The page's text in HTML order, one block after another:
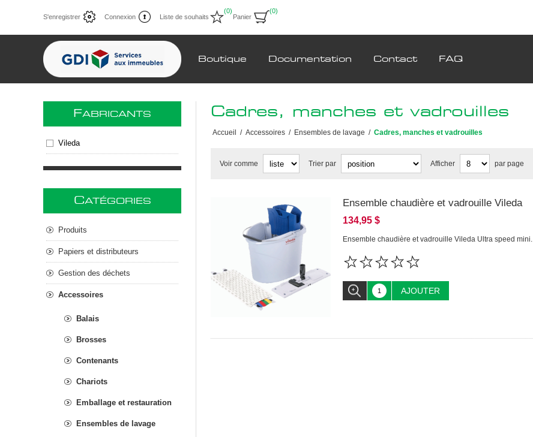
S'enregistrer Connexion Liste de souhaits
(0)
Panier
(0)
Boutique Documentation Contact FAQ
Cadres, manches et vadrouilles
Accueil / Accessoires / Ensembles de lavage / Cadres, manches et vadrouilles
Voir comme Trier par Afficher par page
Ensemble chaudière et vadrouille Vileda
134,95 $
Ensemble chaudière et vadrouille Vileda Ultra speed mini.
AJOUTER
FABRICANTS
Vileda
CATÉGORIES
Produits
Papiers et distributeurs
Gestion des déchets
Accessoires
Balais
Brosses
Contenants
Chariots
Emballage et restauration
Ensembles de lavage